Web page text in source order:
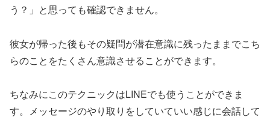
う？」と思っても確認できません。
彼女が帰った後もその疑問が潜在意識に残ったままでこち
らのことをたくさん意識させることができます。
ちなみにこのテクニックはLINEでも使うことができま
す。メッセージのやり取りをしていていい感じに会話して